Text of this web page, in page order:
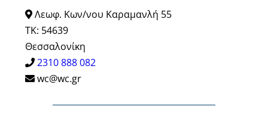
Λεωφ. Κων/νου Καραμανλή 55
ΤΚ: 54639
Θεσσαλονίκη
2310 888 082
wc@wc.gr